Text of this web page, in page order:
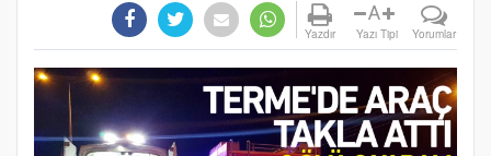
Yazdır
A
Yazı Tipi Yorumlar